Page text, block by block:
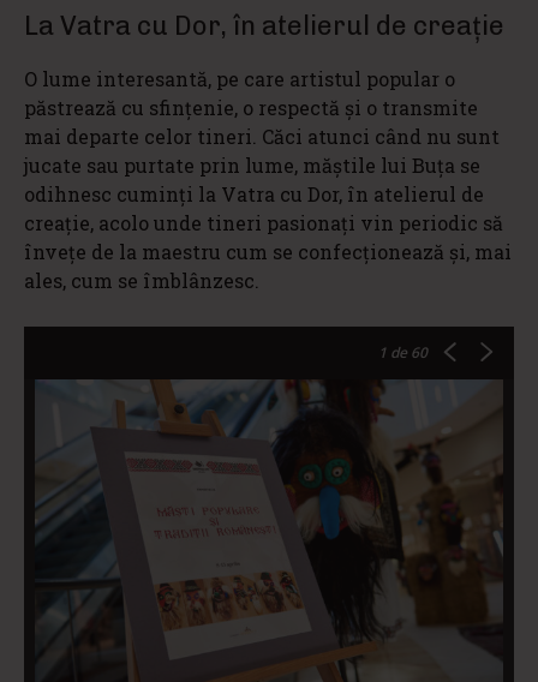
La Vatra cu Dor, în atelierul de creație
O lume interesantă, pe care artistul popular o
păstrează cu sfințenie, o respectă și o transmite
mai departe celor tineri. Căci atunci când nu sunt
jucate sau purtate prin lume, măștile lui Buța se
odihnesc cuminți la Vatra cu Dor, în atelierul de
creație, acolo unde tineri pasionați vin periodic să
învețe de la maestru cum se confecționează și, mai
ales, cum se îmblânzesc.
1 de 60